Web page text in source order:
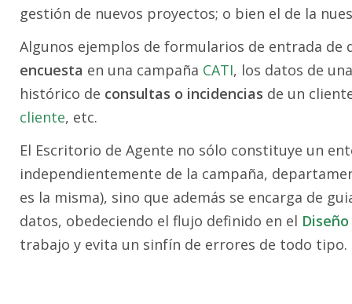
gestión de nuevos proyectos; o bien el de la
Algunos ejemplos de formularios de entrada de
encuesta en una campaña CATI, los datos de
histórico de consultas o incidencias de un
cliente, etc.
El Escritorio de Agente no sólo constituye un
independientemente de la campaña,
es la misma), sino que además se encarga de
datos, obedeciendo el flujo definido en el
trabajo y evita un sinfín de errores de todo tipo.